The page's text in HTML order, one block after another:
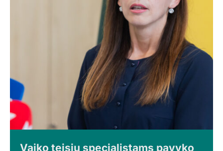
Vaiko teisių specialistams pavyko